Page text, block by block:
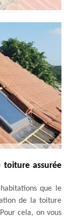
assurée
que le
de la toiture
cela, on vous